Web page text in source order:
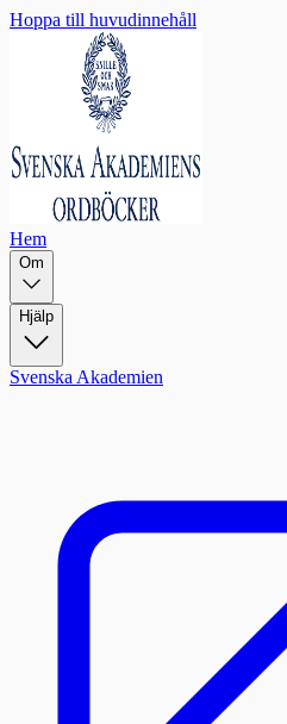
Hoppa till huvudinnehåll
Hem
Om
Hjälp
Svenska Akademien